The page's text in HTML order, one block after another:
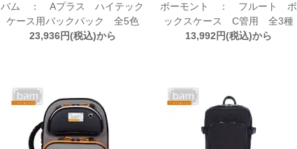
バム ： Aプラス ハイテック
ケース用バックパック 全5色
23,936円(税込)から
ボーモント ： フルート ボ
ックスケース C管用 全3種
13,992円(税込)から